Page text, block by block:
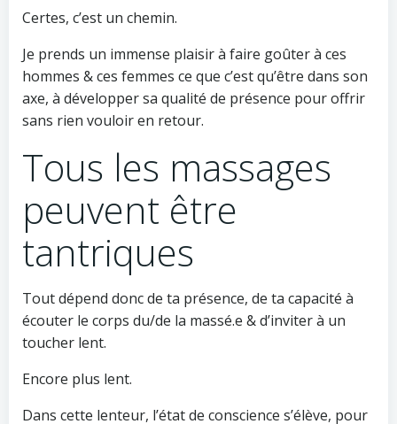
Certes, c’est un chemin.
Je prends un immense plaisir à faire goûter à ces
hommes & ces femmes ce que c’est qu’être dans son
axe, à développer sa qualité de présence pour offrir
sans rien vouloir en retour.
Tous les massages
peuvent être
tantriques
Tout dépend donc de ta présence, de ta capacité à
écouter le corps du/de la massé.e & d’inviter à un
toucher lent.
Encore plus lent.
Dans cette lenteur, l’état de conscience s’élève, pour